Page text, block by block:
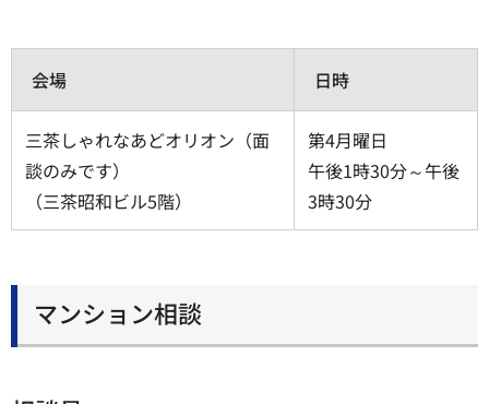
会場 日時
三茶しゃれなあどオリオン（面
談のみです）
（三茶昭和ビル5階）
第4月曜日
午後1時30分～午後
3時30分
マンション相談